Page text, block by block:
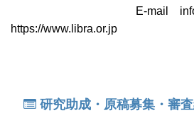
E-mail
https://www.libra.or.jp
研究助成・原稿募集・審